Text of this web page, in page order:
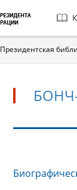
Президентская
Бруевич